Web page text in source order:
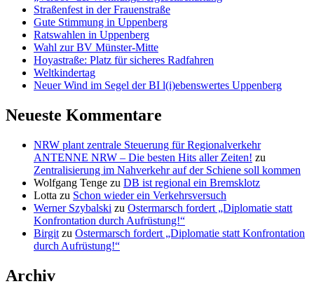
Straßenfest in der Frauenstraße
Gute Stimmung in Uppenberg
Ratswahlen in Uppenberg
Wahl zur BV Münster-Mitte
Hoyastraße: Platz für sicheres Radfahren
Weltkindertag
Neuer Wind im Segel der BI l(i)ebenswertes Uppenberg
Neueste Kommentare
NRW plant zentrale Steuerung für Regionalverkehr
ANTENNE NRW – Die besten Hits aller Zeiten! zu
Zentralisierung im Nahverkehr auf der Schiene soll kommen
Wolfgang Tenge zu DB ist regional ein Bremsklotz
Lotta zu Schon wieder ein Verkehrsversuch
Werner Szybalski zu Ostermarsch fordert „Diplomatie statt
Konfrontation durch Aufrüstung!“
Birgit zu Ostermarsch fordert „Diplomatie statt Konfrontation
durch Aufrüstung!“
Archiv